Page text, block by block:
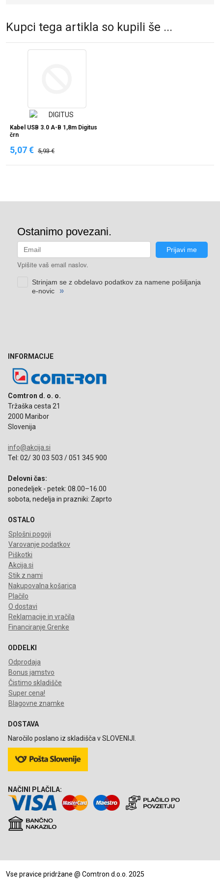
Kupci tega artikla so kupili še ...
Kabel USB 3.0 A-B 1,8m Digitus
črn
5,07 € 5,93 €
INFORMACIJE
Comtron d. o. o.
Tržaška cesta 21
2000 Maribor
Slovenija
info@akcija.si
Tel: 02/ 30 03 503 / 051 345 900
Delovni čas:
ponedeljek - petek: 08.00–16.00
sobota, nedelja in prazniki: Zaprto
OSTALO
Splošni pogoji
Varovanje podatkov
Piškotki
Akcija.si
Stik z nami
Nakupovalna košarica
Plačilo
O dostavi
Reklamacije in vračila
Financiranje Grenke
ODDELKI
Odprodaja
Bonus jamstvo
Čistimo skladišče
Super cena!
Blagovne znamke
DOSTAVA
Naročilo poslano iz skladišča v SLOVENIJI.
NAČINI PLAČILA:
Vse pravice pridržane @ Comtron d.o.o. 2025